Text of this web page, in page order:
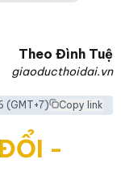
Theo Đình Tuệ
giaoducthoidai.vn
(GMT+7) Copy link
-